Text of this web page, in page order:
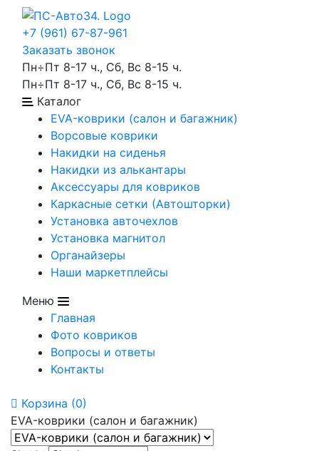
+7 (961) 67-87-961
Заказать звонок
Пн÷Пт 8-17 ч., Сб, Вс 8-15 ч.
Пн÷Пт 8-17 ч., Сб, Вс 8-15 ч.
Каталог
EVA-коврики (салон и багажник)
Ворсовые коврики
Накидки на сиденья
Накидки из алькантары
Аксессуары для ковриков
Каркасные сетки (Автошторки)
Установка авточехлов
Установка магнитол
Органайзеры
Наши маркетплейсы
Меню
Главная
Фото ковриков
Вопросы и ответы
Контакты
Корзина (0)
EVA-коврики (салон и багажник)